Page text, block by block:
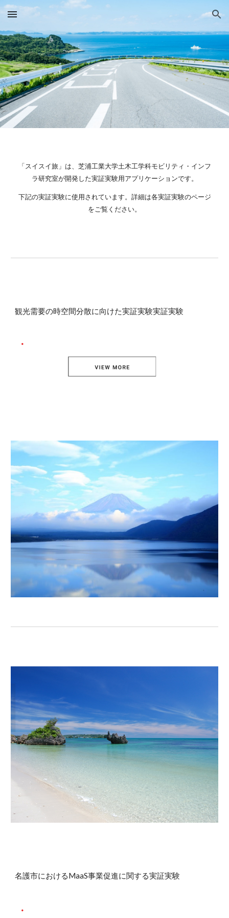
Skip to main content Skip to navigation
「スイスイ旅」は、芝浦工業大学土木工学科モビリティ・インフ
ラ研究室が開発した実証実験用アプリケーションです。
下記の実証実験に使用されています。詳細は各実証実験のページ
をご覧ください。
観光需要の時空間分散に向けた実証実験実証実験
名護市におけるMaaS事業促進に関する実証実験